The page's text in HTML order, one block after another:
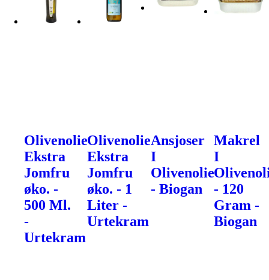
Olivenolie
Ekstra
Jomfru
øko. -
500 Ml.
-
Urtekram
Olivenolie
Ekstra
Jomfru
øko. - 1
Liter -
Urtekram
Ansjoser
I
Olivenolie
- Biogan
Makrel
I
- 120
Gram -
Biogan